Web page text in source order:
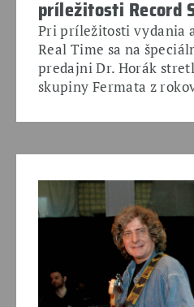
príležitosti Record
Pri príležitosti vydania
Real Time sa na
predajni Dr. Horák
skupiny Fermata z